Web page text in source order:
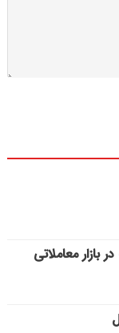
بازار معاملاتی